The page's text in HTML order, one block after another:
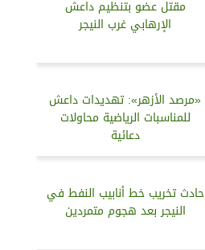
مقتل عضو بتنظيم داعش
الإرهابي غرب النيجر
«مرصد الأزهر»: تهديدات داعش
للمناسبات الرياضية محاولات
دعائية
حادث تخريب خط أنابيب النفط في
النيجر بعد هجوم متمردين